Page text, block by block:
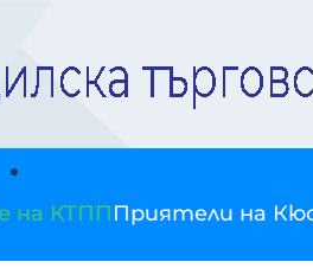
на КТПППриятели на